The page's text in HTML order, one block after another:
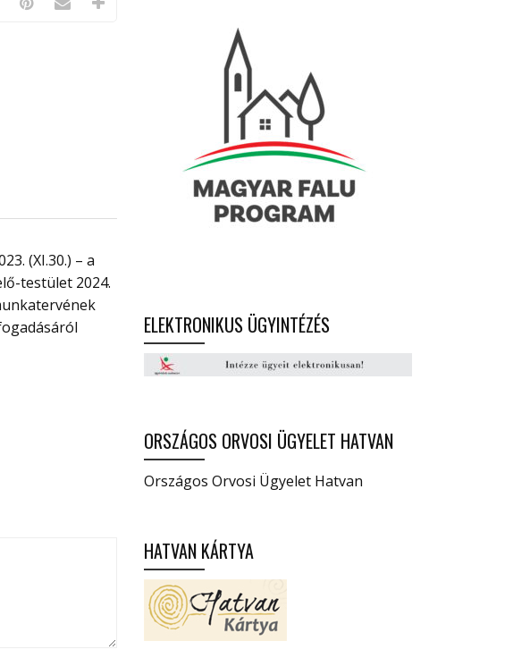
(XI.30.) – a
testület 2024.
ELEKTRONIKUS ÜGYINTÉZÉS
ORSZÁGOS ORVOSI ÜGYELET HATVAN
Országos Orvosi Ügyelet Hatvan
HATVAN KÁRTYA